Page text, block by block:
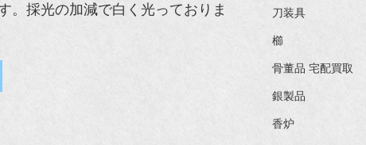
。採光の加減で白く光っておりま
刀装具
櫛
骨董品 宅配買取
銀製品
香炉